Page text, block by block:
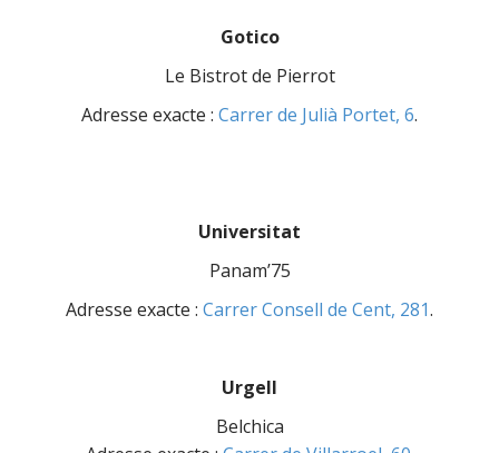
Gotico
Le Bistrot de Pierrot
Adresse exacte : Carrer de Julià Portet, 6.
Universitat
Panam’75
Adresse exacte : Carrer Consell de Cent, 281.
Urgell
Belchica